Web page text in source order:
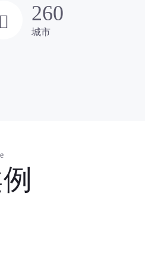
260
城市